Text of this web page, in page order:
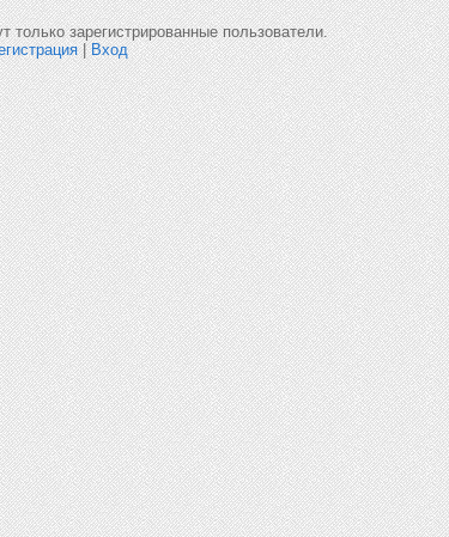
только зарегистрированные пользователи.
|Вход